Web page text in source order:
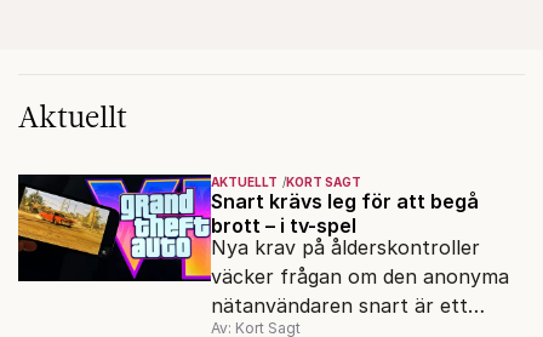
Aktuellt
AKTUELLT KORT SAGT
Snart krävs leg för att begå
brott – i tv-spel
Nya krav på ålderskontroller
väcker frågan om den anonyma
nätanvändaren snart är ett
Av: Kort Sagt